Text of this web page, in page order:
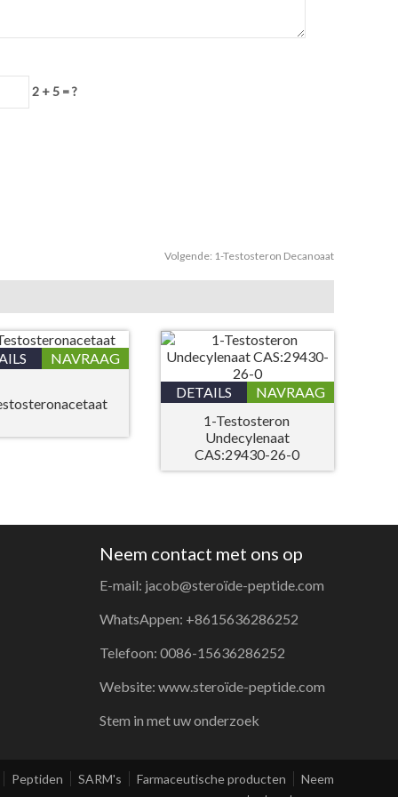
2 + 5 = ?
Volgende: 1-Testosteron Decanoaat
NAVRAAG
DETAILS
NAVRAAG
1-Testosteron
Undecylenaat
CAS:29430-26-0
Neem contact met ons op
E-mail: jacob@steroïde-peptide.com
WhatsAppen: +8615636286252
Telefoon: 0086-15636286252
Website: www.steroïde-peptide.com
Stem in met uw onderzoek
Peptiden SARM's Farmaceutische producten
Neem